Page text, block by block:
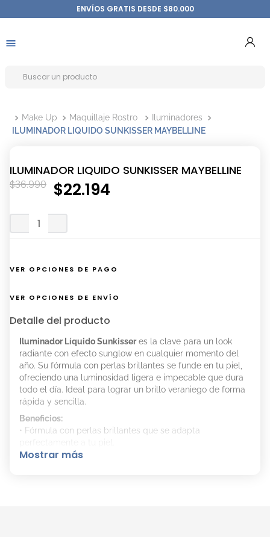
ENVÍOS GRATIS DESDE $80.000
Make Up Maquillaje Rostro
Iluminadores
ILUMINADOR LIQUIDO SUNKISSER MAYBELLINE
ILUMINADOR LIQUIDO SUNKISSER MAYBELLINE
$36.990 $22.194
VER OPCIONES DE PAGO
VER OPCIONES DE ENVÍO
Detalle del producto
Iluminador Líquido Sunkisseres la clave para un look
radiante con efecto sunglow en cualquier momento del
año. Su fórmula con perlas brillantes se funde en tu piel,
ofreciendo una luminosidad ligera e impecable que dura
todo el día. Ideal para lograr un brillo veraniego de forma
rápida y sencilla.
Beneficios:
• Fórmula con perlas brillantes que se adapta
• Aplicador XL para una aplicación fácil y precisa.
Mostrar más